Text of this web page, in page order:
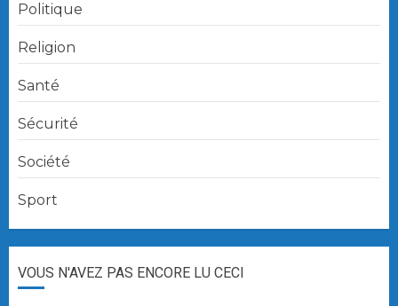
Politique
Religion
Santé
Sécurité
Société
Sport
VOUS N'AVEZ PAS ENCORE LU CECI